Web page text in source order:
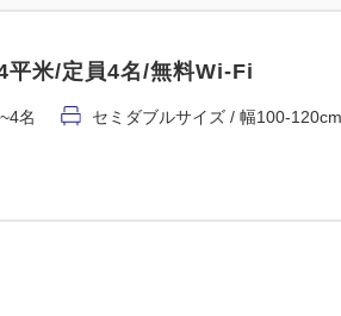
AM7：00～AM10:00ま
□連泊中の清掃・タオ
平米/定員4名/無料Wi-Fi
名 セミダブルサイズ / 幅100-